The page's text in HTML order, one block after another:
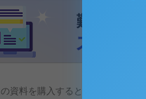
資料を購入すると、テキストデ